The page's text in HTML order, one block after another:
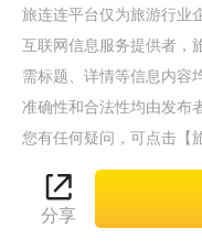
分享
旅连连平台仅为旅游行业
互联网信息服务提供者，
需标题、详情等信息内容
准确性和合法性均由发布
您有任何疑问，可点击【
何违法/侵权信息，请立